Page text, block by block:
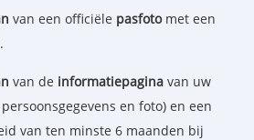
van een officiële pasfotomet een
van de informatiepagina van uw
en foto) en een
van ten minste 6 maanden bij